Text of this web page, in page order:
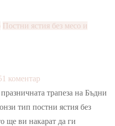
Постни ястия без месо и
1 коментар
Зелеви
сарми
трапеза на Бъдни
тип постни ястия без
ще ви накарат да ги